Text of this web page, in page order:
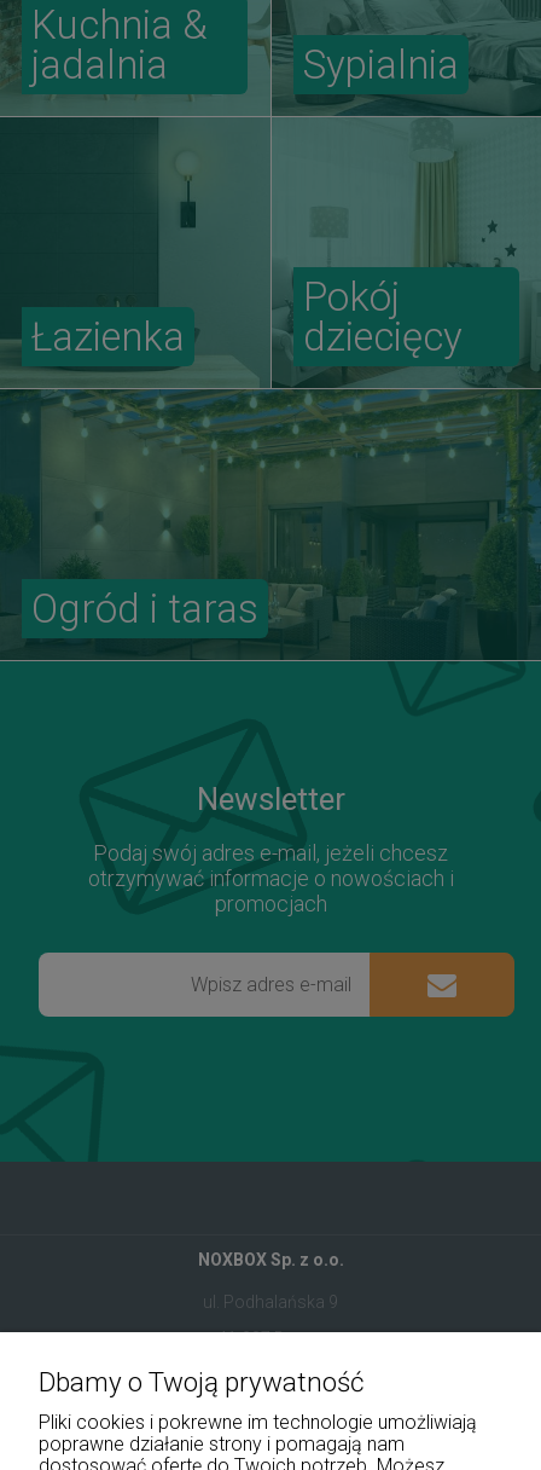
Kuchnia &
jadalnia
Sypialnia
Ogród i taras
Łazienka
Pokój
dziecięcy
Newsletter
Podaj swój adres e-mail, jeżeli chcesz
otrzymywać informacje o nowościach i
promocjach
NOXBOX Sp. z o.o.
ul. Podhalańska 9
41-907 Bytom
+48 534 555 344
sklep@noxbox.pl
Dbamy o Twoją prywatność
Pliki cookies i pokrewne im technologie umożliwiają
poprawne działanie strony i pomagają nam